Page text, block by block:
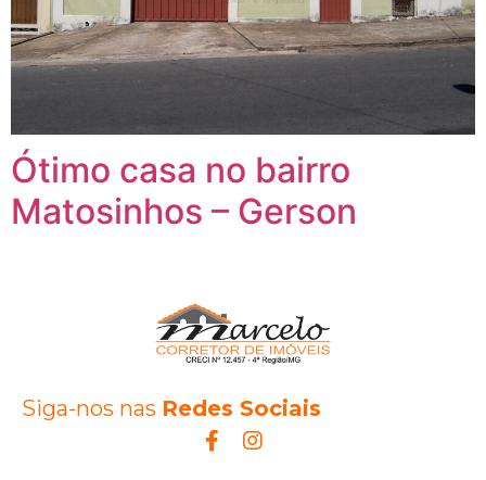
Ótimo casa no bairro
Matosinhos – Gerson
Siga-nos nas Redes Sociais